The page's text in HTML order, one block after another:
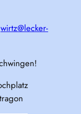
wirtz@lecker-